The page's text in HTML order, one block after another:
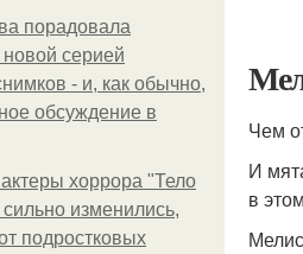
порадовала
серией
- и, как обычно,
обсуждение в
хоррора "Тело
изменились,
подростковых
Чем
И
в